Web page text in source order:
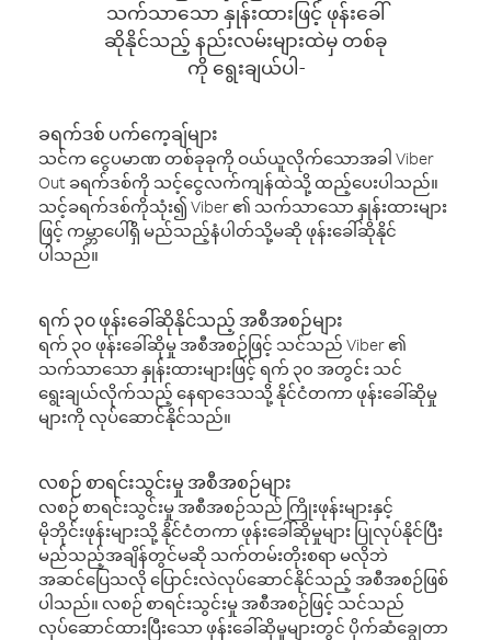
သက်သာသော နှုန်းထားဖြင့် ဖုန်းခေါ်
ဆိုနိုင်သည့် နည်းလမ်းများထဲမှ တစ်ခု
ကို ရွေးချယ်ပါ-
ခရက်ဒစ် ပက်ကေ့ချ်များ
သင်က ငွေပမာဏ တစ်ခုခုကို ဝယ်ယူလိုက်သောအခါ Viber
Out ခရက်ဒစ်ကို သင့်ငွေလက်ကျန်ထဲသို့ ထည့်ပေးပါသည်။
သင့်ခရက်ဒစ်ကိုသုံး၍ Viber ၏ သက်သာသော နှုန်းထားများ
ဖြင့် ကမ္ဘာပေါ်ရှိ မည်သည့်နံပါတ်သို့မဆို ဖုန်းခေါ်ဆိုနိုင်
ပါသည်။
ရက် ၃၀ ဖုန်းခေါ်ဆိုနိုင်သည့် အစီအစဉ်များ
ရက် ၃၀ ဖုန်းခေါ်ဆိုမှု အစီအစဉ်ဖြင့် သင်သည် Viber ၏
သက်သာသော နှုန်းထားများဖြင့် ရက် ၃၀ အတွင်း သင်
ရွေးချယ်လိုက်သည့် နေရာဒေသသို့ နိုင်ငံတကာ ဖုန်းခေါ်ဆိုမှု
များကို လုပ်ဆောင်နိုင်သည်။
လစဉ် စာရင်းသွင်းမှု အစီအစဉ်များ
လစဉ် စာရင်းသွင်းမှု အစီအစဉ်သည် ကြိုးဖုန်းများနှင့်
မိုဘိုင်းဖုန်းများသို့ နိုင်ငံတကာ ဖုန်းခေါ်ဆိုမှုများ ပြုလုပ်နိုင်ပြီး
မည်သည့်အချိန်တွင်မဆို သက်တမ်းတိုးစရာ မလိုဘဲ
အဆင်ပြေသလို ပြောင်းလဲလုပ်ဆောင်နိုင်သည့် အစီအစဉ်ဖြစ်
ပါသည်။ လစဉ် စာရင်းသွင်းမှု အစီအစဉ်ဖြင့် သင်သည်
လုပ်ဆောင်ထားပြီးသော ဖုန်းခေါ်ဆိုမှုများတွင် ပိုက်ဆံချွေတာ